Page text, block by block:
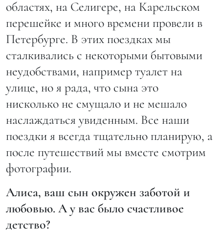
областях, на Селигере, на Карельском
перешейке и много времени провели в
Петербурге. В этих поездках мы
сталкивались с некоторыми бытовыми
неудобствами, например туалет на
улице, но я рада, что сына это
нисколько не смущало и не мешало
наслаждаться увиденным. Все наши
поездки я всегда тщательно планирую, а
после путешествий мы вместе смотрим
фотографии.
Алиса, ваш сын окружен заботой и
любовью. А у вас было счастливое
детство?